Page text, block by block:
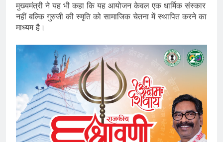
मुख्यमंत्री ने यह भी कहा कि यह आयोजन केवल एक धार्मिक संस्कार
नहीं बल्कि गुरुजी की स्मृति को सामाजिक चेतना में स्थापित करने का
माध्यम है।